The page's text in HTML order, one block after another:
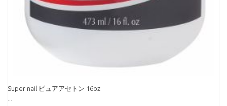
Super nail ピュアアセトン 16oz